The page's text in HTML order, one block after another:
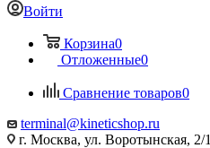
Войти
Корзина0
Отложенные0
Сравнение товаров0
terminal@kineticshop.ru
г. Москва, ул. Воротынская, 2/1